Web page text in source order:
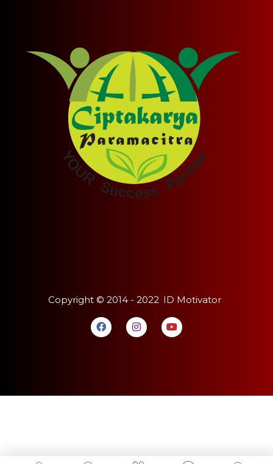
Copyright © 2014 - 2022 ID Motivator